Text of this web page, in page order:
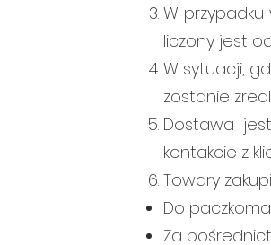
W
liczony jest
W sytuacji,
zostanie
Dostawa
kontakcie z
Towary
Do
Za